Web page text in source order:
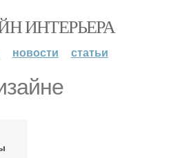
ИНТЕРЬЕРА
новости статьи